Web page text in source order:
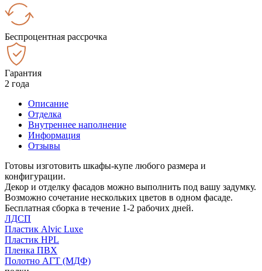
Беспроцентная рассрочка
Гарантия
2 года
Описание
Отделка
Внутреннее наполнение
Информация
Отзывы
Готовы изготовить шкафы-купе любого размера и
конфигурации.
Декор и отделку фасадов можно выполнить под вашу задумку.
Возможно сочетание нескольких цветов в одном фасаде.
Бесплатная сборка в течение 1-2 рабочих дней.
ЛДСП
Пластик Alvic Luxe
Пластик HPL
Пленка ПВХ
Полотно АГТ (МДФ)